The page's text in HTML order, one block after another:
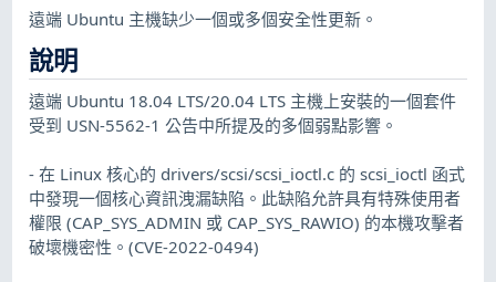
遠端 Ubuntu 主機缺少一個或多個安全性更新。
說明
遠端 Ubuntu 18.04 LTS/20.04 LTS 主機上安裝的一個套件
受到 USN-5562-1 公告中所提及的多個弱點影響。
- 在 Linux 核心的 drivers/scsi/scsi_ioctl.c 的 scsi_ioctl 函式
中發現一個核心資訊洩漏缺陷。此缺陷允許具有特殊使用者
權限 (CAP_SYS_ADMIN 或 CAP_SYS_RAWIO) 的本機攻擊者
破壞機密性。(CVE-2022-0494)